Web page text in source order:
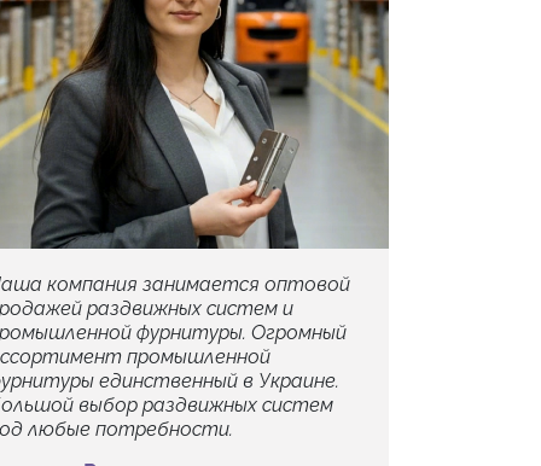
компания занимается оптовой
раздвижных систем и
фурнитуры. Огромный
промышленной
единственный в Украине.
выбор раздвижных систем
любые потребности.